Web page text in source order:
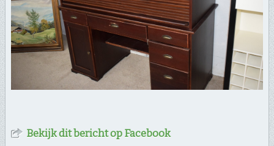
Bekijk dit bericht op Facebook